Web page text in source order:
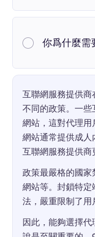
你爲什麼需
互聯網服務提供
不同的政策。一
網站，這對代理
網站通常提供成
互聯網服務提供商
政策最嚴格的國
網站等。封鎖特
法，嚴重限制了用
因此，能夠選擇代